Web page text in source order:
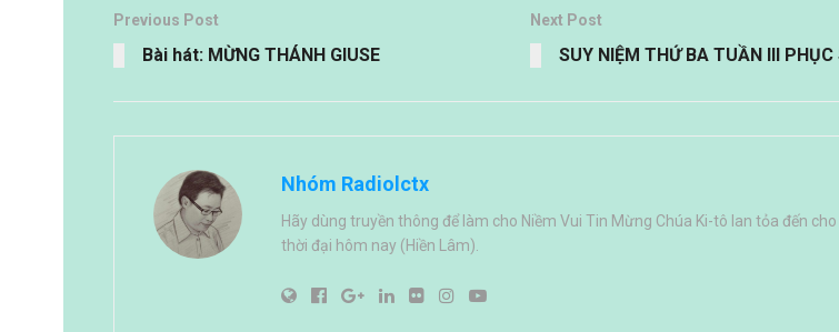
Previous Post
Bài hát: MỪNG THÁNH GIUSE
Next Post
SUY NIỆM THỨ BA TUẦN III PHỤC
Nhóm Radiolctx
Hãy dùng truyền thông để làm cho Niềm Vui Tin Mừng Chúa Ki-tô lan tỏa đến
thời đại hôm nay (Hiền Lâm).